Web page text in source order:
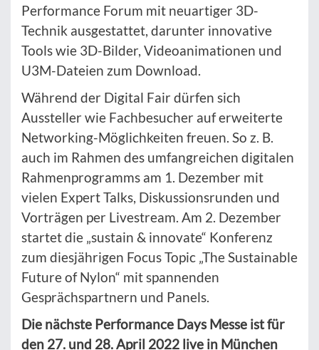
Performance Forum mit neuartiger 3D-
Technik ausgestattet, darunter innovative
Tools wie 3D-Bilder, Videoanimationen und
U3M-Dateien zum Download.
Während der Digital Fair dürfen sich
Aussteller wie Fachbesucher auf erweiterte
Networking-Möglichkeiten freuen. So z. B.
auch im Rahmen des umfangreichen digitalen
Rahmenprogramms am 1. Dezember mit
vielen Expert Talks, Diskussionsrunden und
Vorträgen per Livestream. Am 2. Dezember
startet die „sustain & innovate“ Konferenz
zum diesjährigen Focus Topic „The Sustainable
Future of Nylon“ mit spannenden
Gesprächspartnern und Panels.
Die nächste Performance Days Messe ist für
den 27. und 28. April 2022 live in München